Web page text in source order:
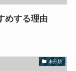
めする理由
未分類